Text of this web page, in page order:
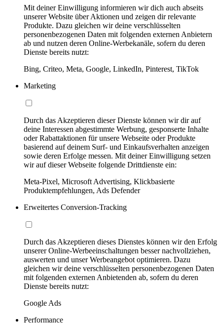
Mit deiner Einwilligung informieren wir dich auch abseits
unserer Website über Aktionen und zeigen dir relevante
Produkte. Dazu gleichen wir deine verschlüsselten
personenbezogenen Daten mit folgenden externen Anbietern
ab und nutzen deren Online-Werbekanäle, sofern du deren
Dienste bereits nutzt:
Bing, Criteo, Meta, Google, LinkedIn, Pinterest, TikTok
Marketing
Durch das Akzeptieren dieser Dienste können wir dir auf
deine Interessen abgestimmte Werbung, gesponserte Inhalte
oder Rabattaktionen für unsere Webseite oder Produkte
basierend auf deinem Surf- und Einkaufsverhalten anzeigen
sowie deren Erfolge messen. Mit deiner Einwilligung setzen
wir auf dieser Webseite folgende Drittdienste ein:
Meta-Pixel, Microsoft Advertising, Klickbasierte
Produktempfehlungen, Ads Defender
Erweitertes Conversion-Tracking
Durch das Akzeptieren dieses Dienstes können wir den Erfolg
unserer Online-Werbeeinschaltungen besser nachvollziehen,
auswerten und unser Werbeangebot optimieren. Dazu
gleichen wir deine verschlüsselten personenbezogenen Daten
mit folgenden externen Anbietenden ab, sofern du deren
Dienste bereits nutzt:
Google Ads
Performance